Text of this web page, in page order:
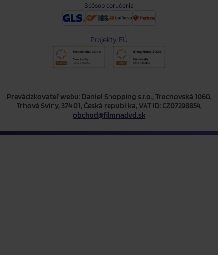
Spôsob doručenia
Projekty EÚ
Prevádzkovateľ webu: Daniel Shopping s.r.o., Trocnovská 1060,
Trhové Sviny, 374 01, Česká republika, VAT ID: CZ07298854,
obchod@filmnadvd.sk